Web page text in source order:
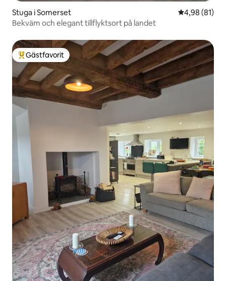
Stuga i Somerset 4,98 av 5 i
4,98 (81)
Bekväm och elegant tillflyktsort på landet
Populär gästfavorit
Gästfavorit